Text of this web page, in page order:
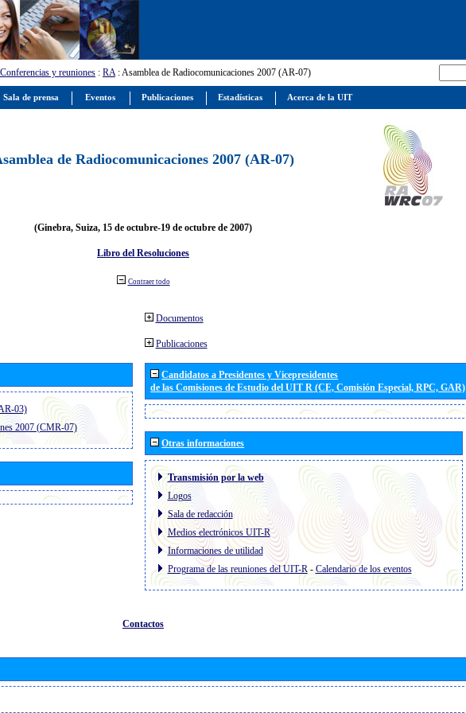
Conferencias y reuniones : RA: Asamblea de Radiocomunicaciones 2007 (AR-07)
de Radiocomunicaciones 2007 (AR-07)
(Ginebra, Suiza, 15 de octubre-19 de octubre de 2007)
Libro del Resoluciones
Contraer todo
03)
2007 (CMR-07)
Documentos
Publicaciones
Candidatos a Presidentes y Vicepresidentes
de las Comisiones de Estudio del UIT R (CE, Comisión Especial, RPC, GAR)
Otras informaciones
Transmisión por la web
Logos
Sala de redacción
Medios electrónicos UIT-R
Informaciones de utilidad
Programa de las reuniones del UIT-R- Calendario de los eventos
Contactos
Sala de prensa Eventos Publicaciones Estadísticas Acerca de la UIT